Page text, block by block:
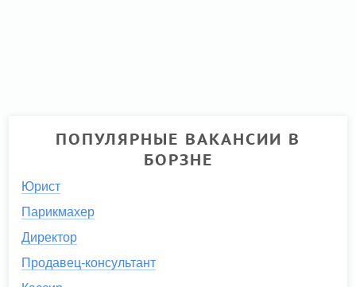
ПОПУЛЯРНЫЕ ВАКАНСИИ В
БОРЗНЕ
Юрист
Парикмахер
Директор
Продавец-консультант